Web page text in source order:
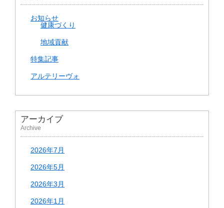
お知らせ
健康づくり
地域貢献
特集記事
アルテリーヴォ
アーカイブ
Archive
2026年7月
2026年5月
2026年3月
2026年1月